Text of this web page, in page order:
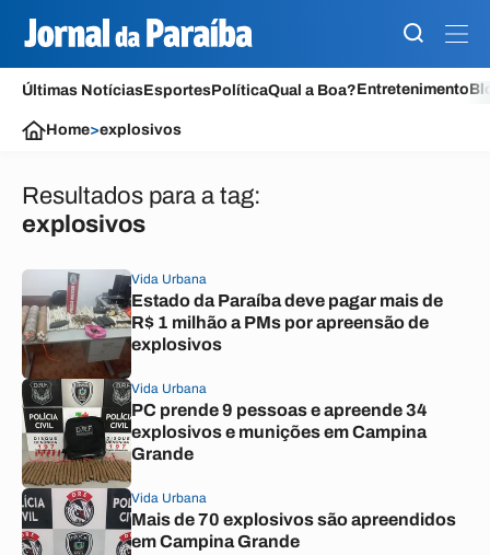
Últimas NotíciasEsportesPolíticaQual a Boa?Entretenimento
Home>explosivos
Resultados para a tag:
explosivos
Vida Urbana
Estado da Paraíba deve pagar mais de
R$ 1 milhão a PMs por apreensão de
explosivos
Vida Urbana
PC prende 9 pessoas e apreende 34
explosivos e munições em Campina
Grande
Vida Urbana
Mais de 70 explosivos são apreendidos
em Campina Grande